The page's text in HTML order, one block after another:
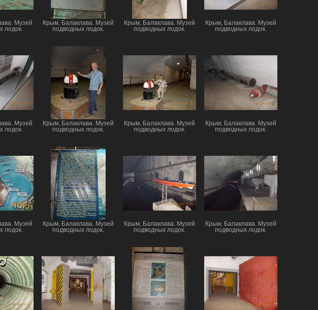
Музей
лодок.
Крым, Балаклава. Музей
подводных лодок.
Крым, Балаклава. Музей
подводных лодок.
Крым, Балаклава. Музей
подводных лодок.
Музей
лодок.
Крым, Балаклава. Музей
подводных лодок.
Крым, Балаклава. Музей
подводных лодок.
Крым, Балаклава. Музей
подводных лодок.
Музей
лодок.
Крым, Балаклава. Музей
подводных лодок.
Крым, Балаклава. Музей
подводных лодок.
Крым, Балаклава. Музей
подводных лодок.